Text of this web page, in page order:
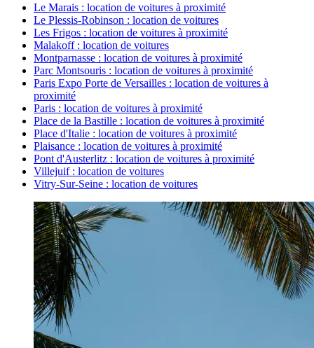
Le Marais : location de voitures à proximité
Le Plessis-Robinson : location de voitures
Les Frigos : location de voitures à proximité
Malakoff : location de voitures
Montparnasse : location de voitures à proximité
Parc Montsouris : location de voitures à proximité
Paris Expo Porte de Versailles : location de voitures à
proximité
Paris : location de voitures à proximité
Place de la Bastille : location de voitures à proximité
Place d'Italie : location de voitures à proximité
Plaisance : location de voitures à proximité
Pont d'Austerlitz : location de voitures à proximité
Villejuif : location de voitures
Vitry-Sur-Seine : location de voitures